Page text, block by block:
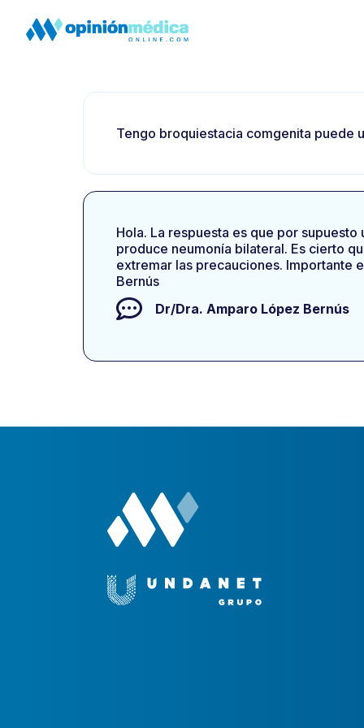
Tengo broquiestacia comgenita puede
Hola. La respuesta es que por
produce neumonía bilateral. Es cierto
extremar las precauciones. Importante
Bernús
Dr/Dra. Amparo López Bernús